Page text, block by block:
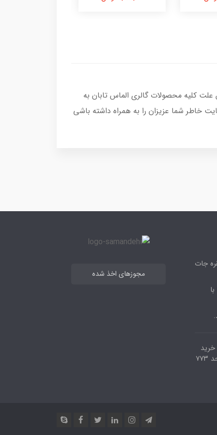
کلیه محصولات گالری الماس تابان به
خاطر شما عزیزان را به همراه داشته باشی
جات
خرید
مجوزهای اخذ شده